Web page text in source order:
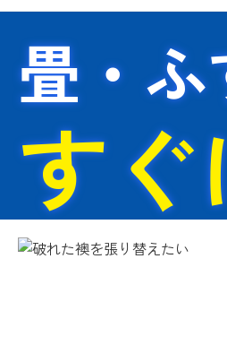
畳・
す